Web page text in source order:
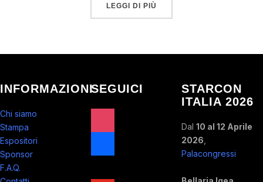
LEGGI DI PIÙ
INFORMAZIONI
Chi siamo
Stampa
Espositori
Sponsor
F.A.Q.
SEGUICI
STARCON
ITALIA 2026
Dal10 al 12 Aprile
2026
Palacongressi